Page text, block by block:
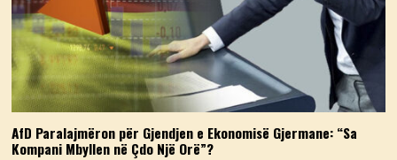
AfD Paralajmëron për Gjendjen e Ekonomisë Gjermane: “Sa
Kompani Mbyllen në Çdo Një Orë”?